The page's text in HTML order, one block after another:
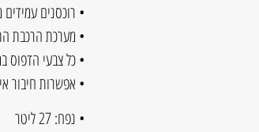
• רוכסנים
• מערכת הרכבת
• כל צבעי הדפוס
• אפשרות חיבור
• נפח: 27 ליטר